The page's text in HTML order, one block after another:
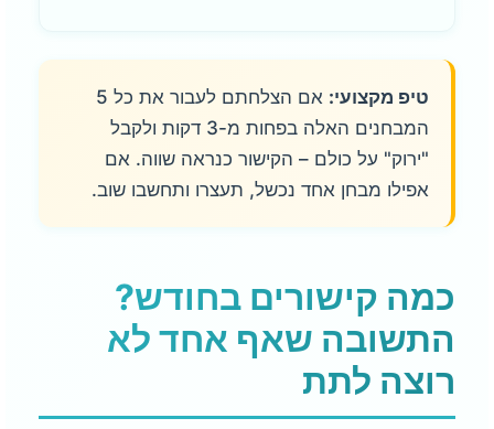
טיפ מקצועי:
אם הצלחתם לעבור את כל 5
המבחנים האלה בפחות מ-3 דקות ולקבל
"ירוק" על כולם – הקישור כנראה שווה. אם
אפילו מבחן אחד נכשל, תעצרו ותחשבו שוב.
כמה קישורים בחודש?
התשובה שאף אחד לא
רוצה לתת